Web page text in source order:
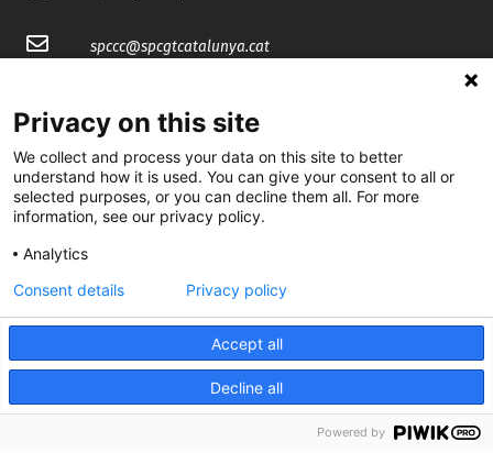
spccc@spcgtcatalunya.cat
@CGTCatalunya
cgtcatalunya
CGTCatalunya
cgtcatalunya
Desenvolupat per
Privacy on this site
We collect and process your data on this site to better
understand how it is used. You can give your consent to all or
selected purposes, or you can decline them all. For more
information, see our privacy policy.
Analytics
Accept all
Decline all
Consent details Privacy policy
Powered by